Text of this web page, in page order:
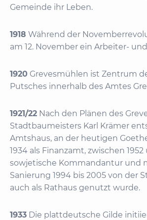
Gemeinde ihr Leben.
1918 Während der
am 12. November ein Arbeiter-
1920 Grevesmühlen ist Zentrum
Putsches innerhalb des Amtes
1921/22 Nach den Plänen des
Stadtbaumeisters Karl Krämer
Amtshaus, an der heutigen
1934 als Finanzamt, zwischen 1952
sowjetische Kommandantur und
Sanierung 1994 bis 2005 von der
auch als Rathaus genutzt wurde.
1933 Die plattdeutsche Gilde